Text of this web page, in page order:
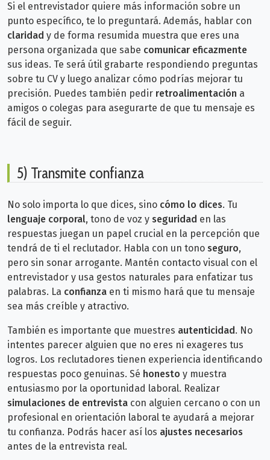
Si el entrevistador quiere más información sobre un
punto específico, te lo preguntará. Además, hablar con
claridad y de forma resumida muestra que eres una
persona organizada que sabe comunicar eficazmente
sus ideas. Te será útil grabarte respondiendo preguntas
sobre tu CV y luego analizar cómo podrías mejorar tu
precisión. Puedes también pedir retroalimentación a
amigos o colegas para asegurarte de que tu mensaje es
fácil de seguir.
5) Transmite confianza
No solo importa lo que dices, sino cómo lo dices. Tu
lenguaje corporal, tono de voz y seguridad en las
respuestas juegan un papel crucial en la percepción que
tendrá de ti el reclutador. Habla con un tono seguro,
pero sin sonar arrogante. Mantén contacto visual con el
entrevistador y usa gestos naturales para enfatizar tus
palabras. La confianza en ti mismo hará que tu mensaje
sea más creíble y atractivo.
También es importante que muestres autenticidad . No
intentes parecer alguien que no eres ni exageres tus
logros. Los reclutadores tienen experiencia identificando
respuestas poco genuinas. Sé honesto y muestra
entusiasmo por la oportunidad laboral. Realizar
simulaciones de entrevista con alguien cercano o con un
profesional en orientación laboral te ayudará a mejorar
tu confianza. Podrás hacer así los ajustes necesarios
antes de la entrevista real.